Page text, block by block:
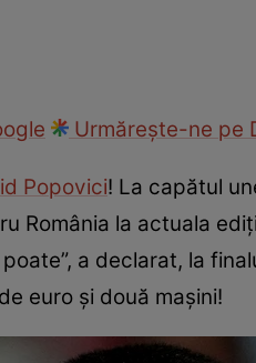
Urmărește-ne pe
Popovici! La capătul
România la actuala
a declarat, la
euro şi două maşini!